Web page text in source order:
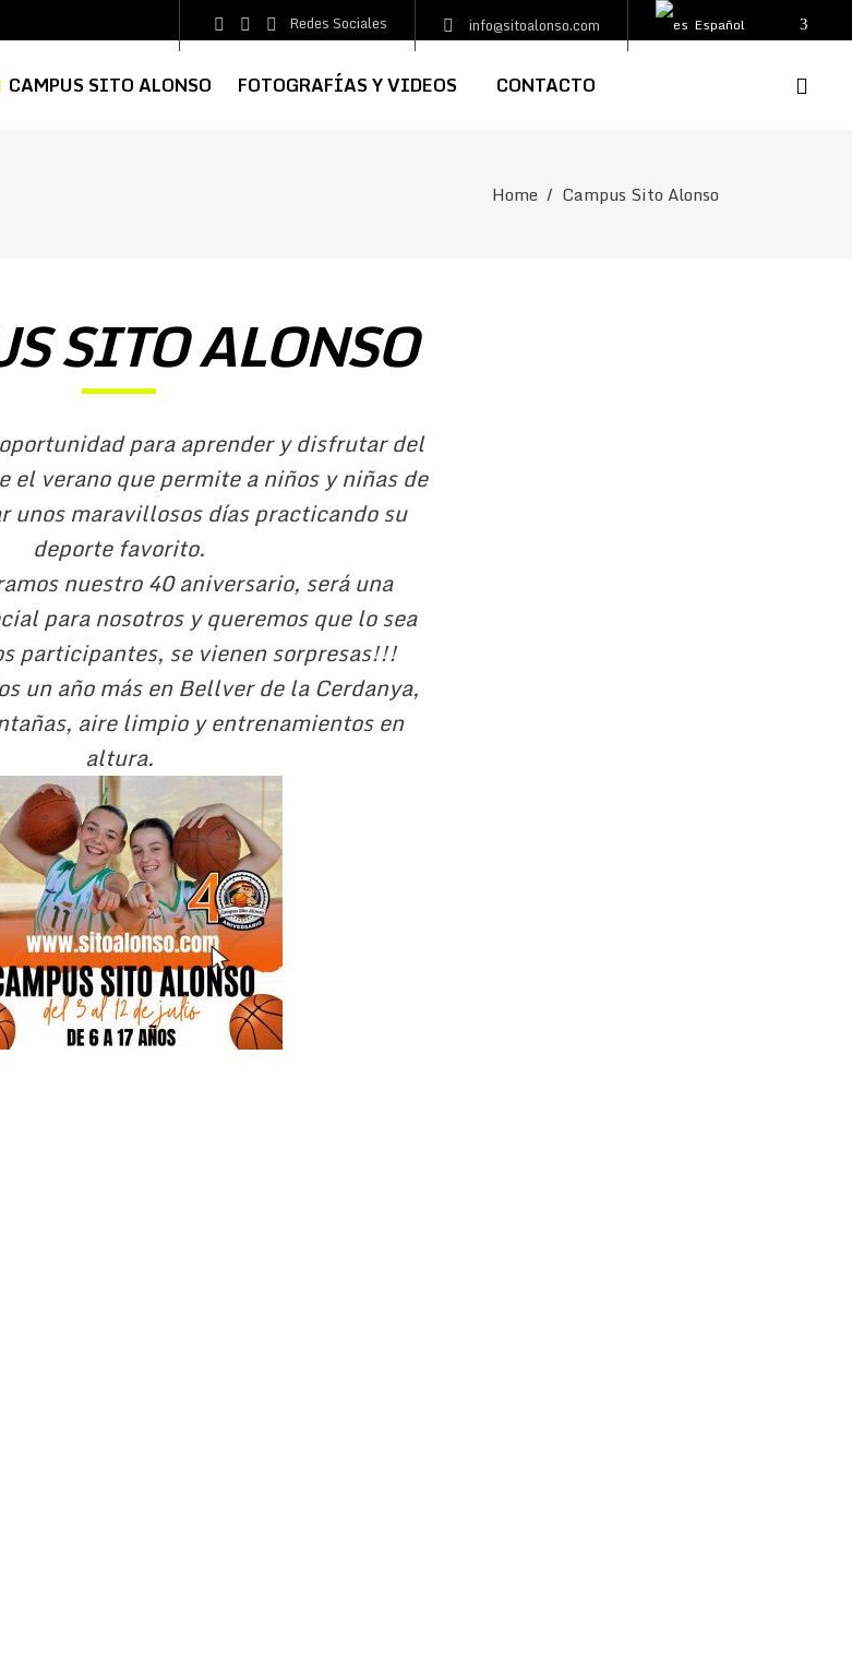
Redes Sociales info@sitoalonso.com Español
CAMPUS SITO ALONSO FOTOGRAFÍAS Y VIDEOS CONTACTO
Home / Campus Sito Alonso
SITO ALONSO
para aprender y disfrutar del
el verano que permite a niños y niñas de
unos maravillosos días practicando su
deporte favorito.
nuestro 40 aniversario, será una
para nosotros y queremos que lo sea
participantes, se vienen sorpresas!!!
un año más en Bellver de la Cerdanya,
aire limpio y entrenamientos en
altura.